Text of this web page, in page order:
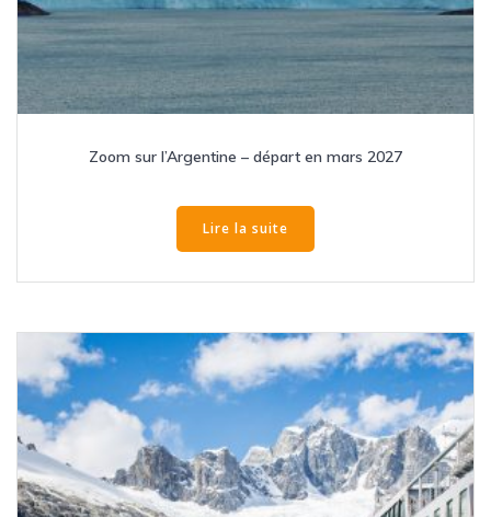
Zoom sur l’Argentine – départ en mars 2027
Lire la suite